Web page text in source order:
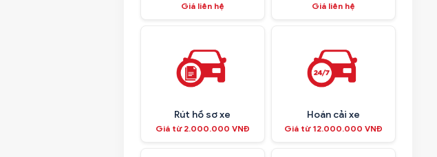
Giá liên hệ Giá liên hệ
Rút hồ sơ xe
Giá từ 2.000.000 VNĐ
Hoán cải xe
Giá từ 12.000.000 VNĐ